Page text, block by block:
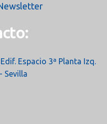
Espacio 3ª Planta Izq.
Sevilla